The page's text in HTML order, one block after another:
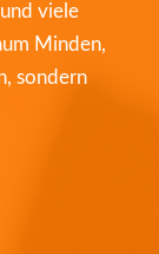
viele
Minden,
sondern